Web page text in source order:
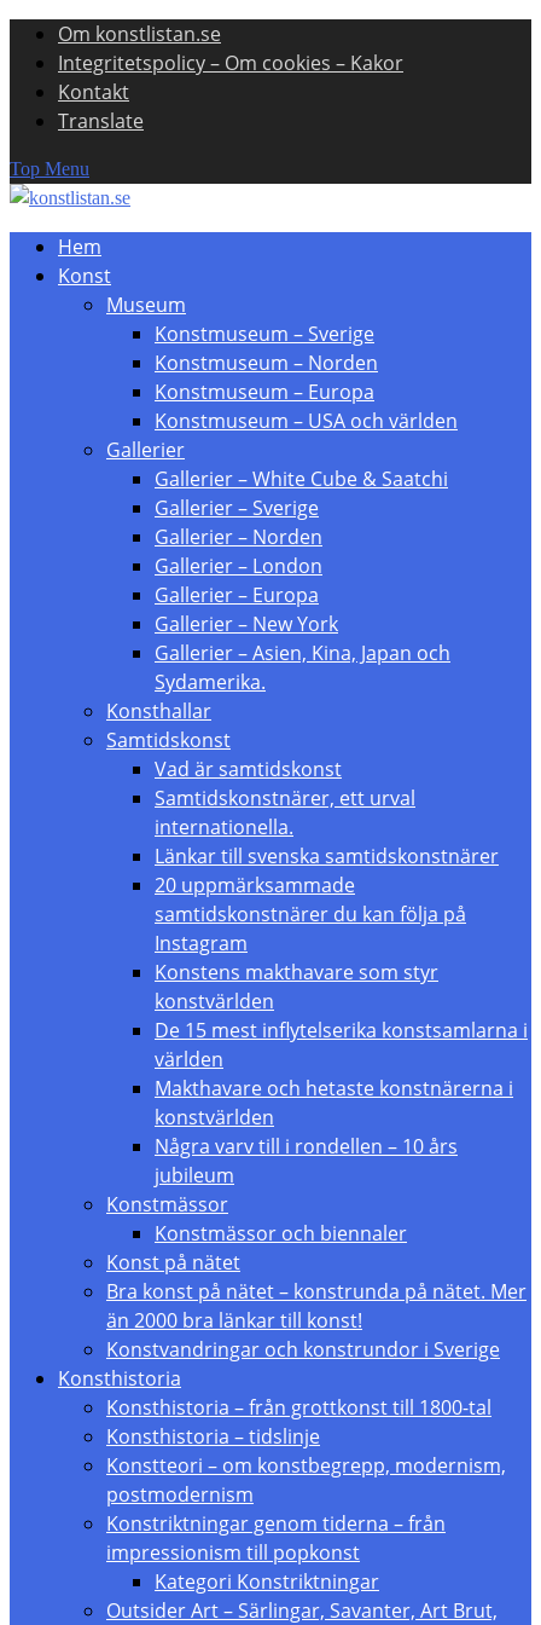
Skip
content
Om konstlistan.se
Integritetspolicy – Om cookies – Kakor
Kontakt
Translate
Top Menu
Hem
Konst
Museum
Konstmuseum – Sverige
Konstmuseum – Norden
Konstmuseum – Europa
Konstmuseum – USA och världen
Gallerier
Gallerier – White Cube & Saatchi
Gallerier – Sverige
Gallerier – Norden
Gallerier – London
Gallerier – Europa
Gallerier – New York
Gallerier – Asien, Kina, Japan och
Sydamerika.
Konsthallar
Samtidskonst
Vad är samtidskonst
Samtidskonstnärer, ett urval
internationella.
Länkar till svenska samtidskonstnärer
20 uppmärksammade
samtidskonstnärer du kan följa på
Instagram
Konstens makthavare som styr
konstvärlden
De 15 mest inflytelserika konstsamlarna i
världen
Makthavare och hetaste konstnärerna i
konstvärlden
Några varv till i rondellen – 10 års
jubileum
Konstmässor
Konstmässor och biennaler
Konst på nätet
Bra konst på nätet – konstrunda på nätet. Mer
än 2000 bra länkar till konst!
Konstvandringar och konstrundor i Sverige
Konsthistoria
Konsthistoria – från grottkonst till 1800-tal
Konsthistoria – tidslinje
Konstteori – om konstbegrepp, modernism,
postmodernism
Konstriktningar genom tiderna – från
impressionism till popkonst
Kategori Konstriktningar
Outsider Art – Särlingar, Savanter, Art Brut,